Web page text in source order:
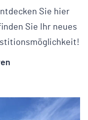
Sie hier
Sie Ihr neues